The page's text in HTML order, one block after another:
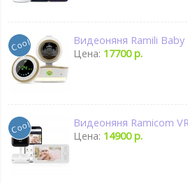
Видеоняня Ramili Baby
Цена: 17700 р.
Видеоняня Ramicom
Цена: 14900 р.